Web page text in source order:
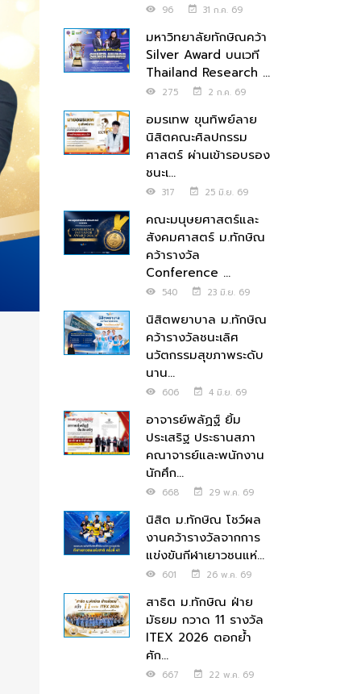
96 31 ก.ค. 69
มหาวิทยาลัยทักษิณคว้า
Silver Award บนเวที
Thailand Research ...
275 2 ก.ค. 69
อมรเทพ ขุนทิพย์ลาย
นิสิตคณะศิลปกรรม
ศาสตร์ ผ่านเข้ารอบรอง
ชนะเ...
317 25 มิ.ย. 69
คณะมนุษยศาสตร์และ
สังคมศาสตร์ ม.ทักษิณ
คว้ารางวัล
Conference ...
540 23 มิ.ย. 69
นิสิตพยาบาล ม.ทักษิณ
คว้ารางวัลชนะเลิศ
นวัตกรรมสุขภาพระดับ
นาน...
606 4 มิ.ย. 69
อาจารย์พลัฏฐ์ ยิ้ม
ประเสริฐ ประธานสภา
คณาจารย์และพนักงาน
นักศึก...
668 29 พ.ค. 69
นิสิต ม.ทักษิณ โชว์ผล
งานคว้ารางวัลจากการ
แข่งขันกีฬาเยาวชนแห่...
601 26 พ.ค. 69
สาธิต ม.ทักษิณ ฝ่าย
มัธยม กวาด 11 รางวัล
ITEX 2026 ตอกย้ำ
ศัก...
667 22 พ.ค. 69